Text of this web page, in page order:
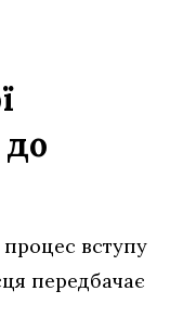
до
вступу
передбачає